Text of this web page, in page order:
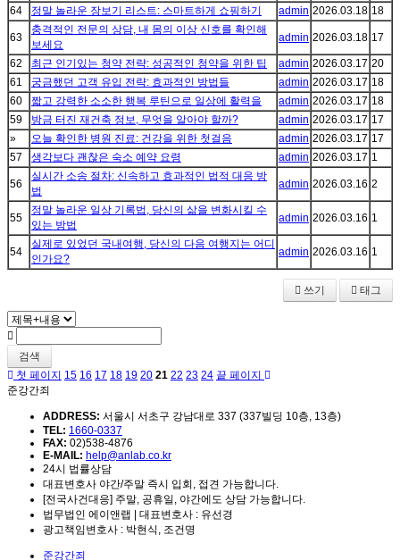
64 정말 놀라운 장보기 리스트: 스마트하게 쇼핑하기 admin 2026.03.18 18
63
충격적인 전문의 상담, 내 몸의 이상 신호를 확인해
보세요
admin 2026.03.18 17
62 최근 인기있는 청약 전략: 성공적인 청약을 위한 팁 admin 2026.03.17 20
61
궁금했던 고객 유입 전략: 효과적인 방법들 admin 2026.03.17 18
60
짧고 강력한 소소한 행복 루틴으로 일상에 활력을 admin 2026.03.17 18
59
방금 터진 재건축 정보, 무엇을 알아야 할까? admin 2026.03.17 17
»
오늘 확인한 병원 진료: 건강을 위한 첫걸음 admin 2026.03.17 17
57
생각보다 괜찮은 숙소 예약 요령 admin 2026.03.17 1
56
실시간 소송 절차: 신속하고 효과적인 법적 대응 방
법
admin 2026.03.16 2
55
정말 놀라운 일상 기록법, 당신의 삶을 변화시킬 수
있는 방법
admin 2026.03.16 1
54
실제로 있었던 국내여행, 당신의 다음 여행지는 어디
인가요?
admin 2026.03.16 1
쓰기 태그
검색
첫 페이지 15 16 17 18 19 20 21 22 23 24 끝 페이지
준강간죄
ADDRESS: 서울시 서초구 강남대로 337 (337빌딩 10층, 13층)
TEL: 1660-0337
FAX: 02)538-4876
E-MAIL: help@anlab.co.kr
24시 법률상담
대표변호사 야간/주말 즉시 입회, 접견 가능합니다.
[전국사건대응] 주말, 공휴일, 야간에도 상담 가능합니다.
법무법인 에이앤랩 | 대표변호사 : 유선경
광고책임변호사 : 박현식, 조건명
준강간죄